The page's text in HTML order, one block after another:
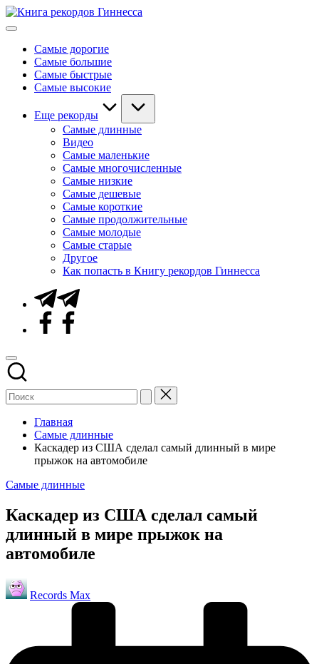
Перейти
к
Мировые
ГиннессаСамые дорогие
Самые большие
Самые быстрые
Самые высокие
Еще рекорды
Самые длинные
Видео
Самые маленькие
Самые многочисленные
Самые низкие
Самые дешевые
Самые короткие
Самые продолжительные
Самые молодые
Самые старые
Другое
Как попасть в Книгу рекордов Гиннесса
Telegram
Facebook
Главная
Самые длинные
Каскадер из США сделал самый длинный в мире
прыжок на автомобиле
Опубликовано
Самые длинные
Каскадер из США сделал самый
длинный в мире прыжок на
автомобиле
Запись
от
Records Max